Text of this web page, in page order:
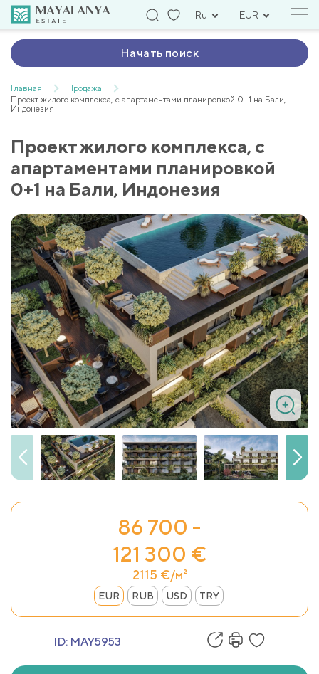
Ru EUR
Начать поиск
Главная
Продажа
Проект жилого комплекса, с апартаментами планировкой 0+1 на Бали,
Индонезия
Проект жилого комплекса, с
апартаментами планировкой
0+1 на Бали, Индонезия
86 700 -
121 300 €
2115 €/м²
EUR RUB USD TRY
ID: MAY5953